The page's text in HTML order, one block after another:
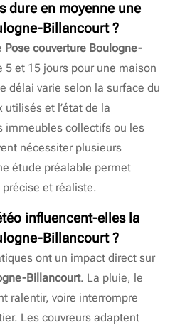
dure en moyenne une
Billancourt?
Pose couverture Boulogne-
et 15 jours pour une maison
délai varie selon la surface du
et l’état de la
immeubles collectifs ou les
nécessiter plusieurs
étude préalable permet
et réaliste.
influencent-elles la
Billancourt?
ont un impact direct sur
Billancourt. La pluie, le
ralentir, voire interrompre
Les couvreurs adaptent